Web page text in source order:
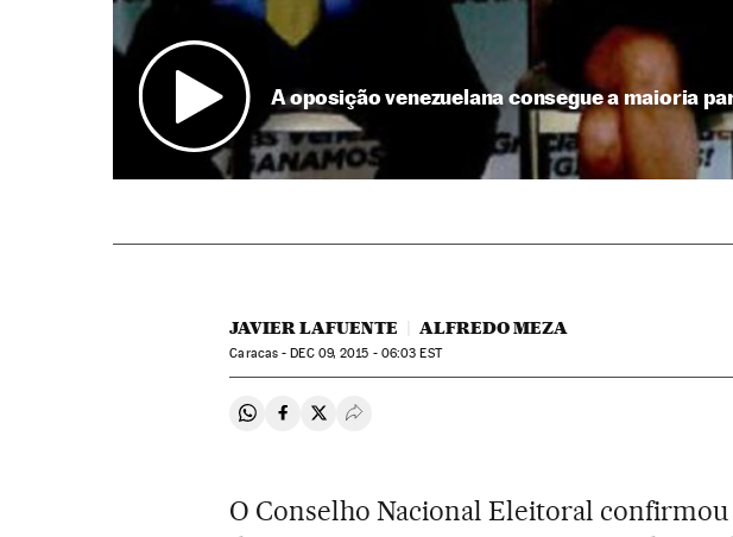
A oposição venezuelana consegue a maioria
JAVIER LAFUENTE ALFREDO MEZA
Caracas -DEC09, 2015 - 06:03 EST
Compartir en Whatsapp
Compartir en Facebook
Compartir en Twitter
Desplegar Redes Sociales
O Conselho Nacional Eleitoral